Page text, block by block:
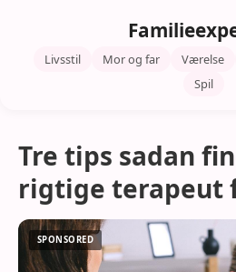
Livsstil Mor og far Værelse
Spil
Tre tips sadan
rigtige terapeut